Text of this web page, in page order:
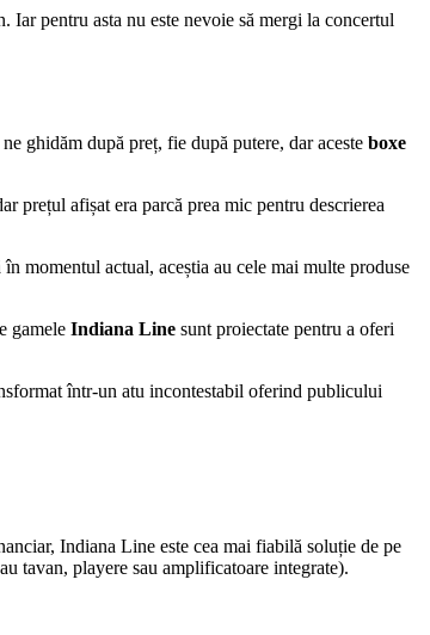
Iar pentru asta nu este nevoie să mergi la concertul
ghidăm după preț, fie după putere, dar aceste boxe
prețul afișat era parcă prea mic pentru descrierea
momentul actual, aceștia au cele mai multe produse
gamele Indiana Line sunt proiectate pentru a oferi
într-un atu incontestabil oferind publicului
Indiana Line este cea mai fiabilă soluție de pe
tavan, playere sau amplificatoare integrate).